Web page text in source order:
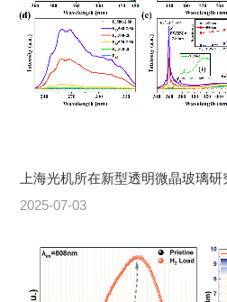
上海光机所在新型透明微晶玻璃
2025-07-03